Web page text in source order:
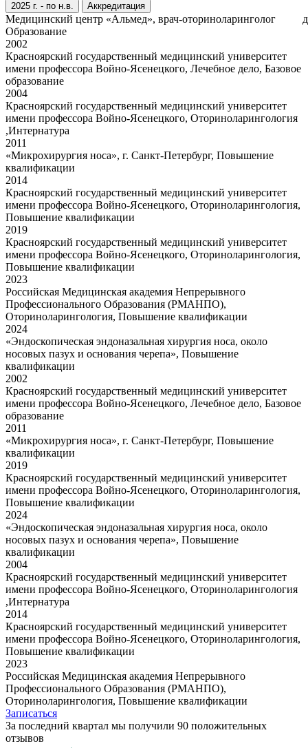
2025 г. - по н.в. Аккредитация
Медицинский центр «Альмед», врач-оториноларинголог
Образование
2002
Красноярский государственный медицинский университет
имени профессора Войно-Ясенецкого, Лечебное дело, Базовое
образование
2004
Красноярский государственный медицинский университет
имени профессора Войно-Ясенецкого, Оториноларингология
,Интернатура
2011
«Микрохирургия носа», г. Санкт-Петербург, Повышение
квалификации
2014
Красноярский государственный медицинский университет
имени профессора Войно-Ясенецкого, Оториноларингология,
Повышение квалификации
2019
Красноярский государственный медицинский университет
имени профессора Войно-Ясенецкого, Оториноларингология,
Повышение квалификации
2023
Российская Медицинская академия Непрерывного
Профессионального Образования (РМАНПО),
Оториноларингология, Повышение квалификации
2024
«Эндоскопическая эндоназальная хирургия носа, около
носовых пазух и основания черепа», Повышение
квалификации
2002
Красноярский государственный медицинский университет
имени профессора Войно-Ясенецкого, Лечебное дело, Базовое
образование
2011
«Микрохирургия носа», г. Санкт-Петербург, Повышение
квалификации
2019
Красноярский государственный медицинский университет
имени профессора Войно-Ясенецкого, Оториноларингология,
Повышение квалификации
2024
«Эндоскопическая эндоназальная хирургия носа, около
носовых пазух и основания черепа», Повышение
квалификации
2004
Красноярский государственный медицинский университет
имени профессора Войно-Ясенецкого, Оториноларингология
,Интернатура
2014
Красноярский государственный медицинский университет
имени профессора Войно-Ясенецкого, Оториноларингология,
Повышение квалификации
2023
Российская Медицинская академия Непрерывного
Профессионального Образования (РМАНПО),
Оториноларингология, Повышение квалификации
Записаться
За последний квартал мы получили 90 положительных
отзывов